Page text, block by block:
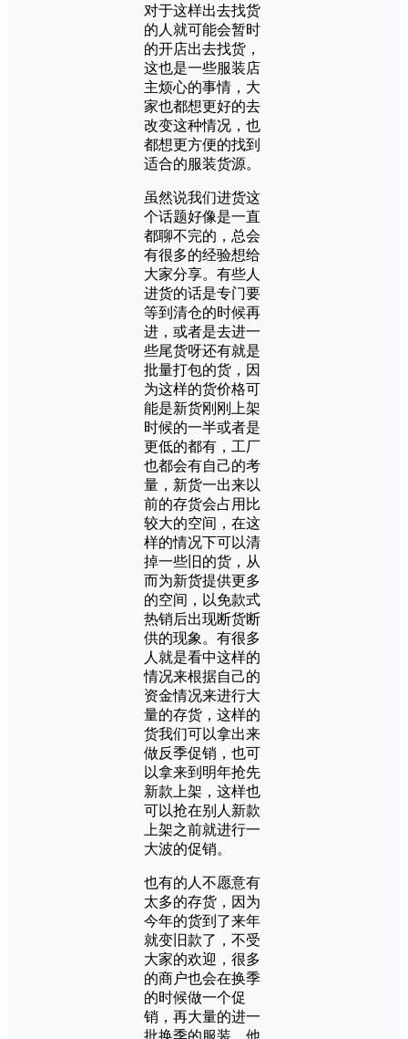
对于这样出去找货
的人就可能会暂时
的开店出去找货，
这也是一些服装店
主烦心的事情，大
家也都想更好的去
改变这种情况，也
都想更方便的找到
适合的服装货源。
虽然说我们进货这
个话题好像是一直
都聊不完的，总会
有很多的经验想给
大家分享。有些人
进货的话是专门要
等到清仓的时候再
进，或者是去进一
些尾货呀还有就是
批量打包的货，因
为这样的货价格可
能是新货刚刚上架
时候的一半或者是
更低的都有，工厂
也都会有自己的考
量，新货一出来以
前的存货会占用比
较大的空间，在这
样的情况下可以清
掉一些旧的货，从
而为新货提供更多
的空间，以免款式
热销后出现断货断
供的现象。有很多
人就是看中这样的
情况来根据自己的
资金情况来进行大
量的存货，这样的
货我们可以拿出来
做反季促销，也可
以拿来到明年抢先
新款上架，这样也
可以抢在别人新款
上架之前就进行一
大波的促销。
也有的人不愿意有
太多的存货，因为
今年的货到了来年
就变旧款了，不受
大家的欢迎，很多
的商户也会在换季
的时候做一个促
销，再大量的进一
批换季的服装，他